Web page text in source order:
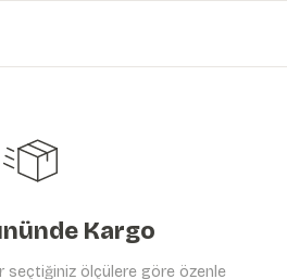
Kargo
seçtiğiniz ölçülere göre özenle